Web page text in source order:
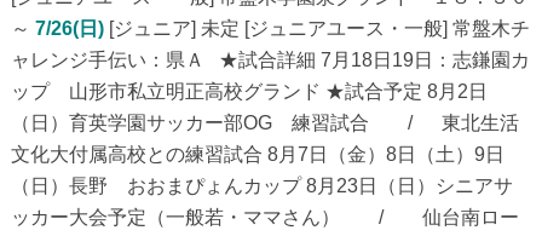
～ 7/26(日)[ジュニア] 未定 [ジュニアユース・一般] 常盤木チ
ャレンジ手伝い：県Ａ ★試合詳細 7月18日19日：志鎌園カ
ップ 山形市私立明正高校グランド ★試合予定 8月2日
（日）育英学園サッカー部OG 練習試合 / 東北生活
文化大付属高校との練習試合 8月7日（金）8日（土）9日
（日）長野 おおまぴょんカップ 8月23日（日）シニアサ
ッカー大会予定（一般若・ママさん） / 仙台南ロー